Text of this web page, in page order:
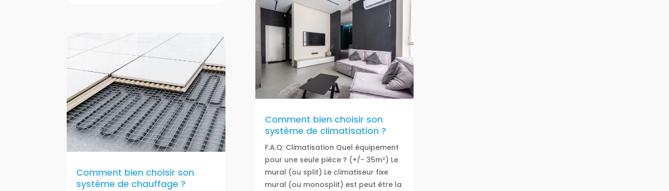
Comment bien choisir son
système de chauffage ?
Comment bien choisir son
système de climatisation ?
F.A.Q: Climatisation Quel équipement
pour une seule pièce ? (+/- 35m²) Le
mural (ou split) Le climatiseur fixe
mural (ou monosplit) est peut être la